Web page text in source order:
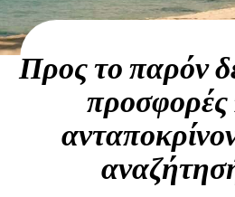
Προς το παρόν
προσφορές